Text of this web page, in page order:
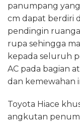
panumpang
cm dapat berdiri
pendingin
rupa sehingga
kepada seluruh
AC pada bagian
dan kemewahan
Toyota Hiace
angkutan